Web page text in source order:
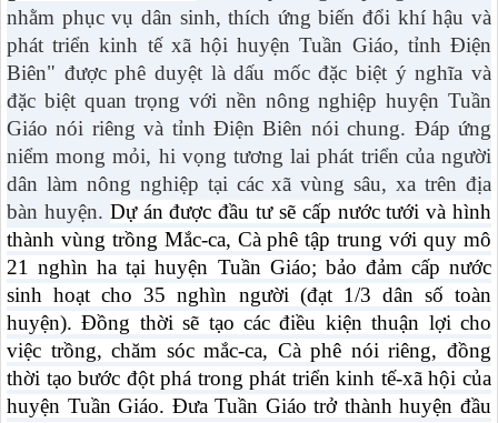
nhằm phục vụ dân sinh, thích ứng biến đổi khí hậu và
phát triển kinh tế xã hội huyện Tuần Giáo, tỉnh Điện
Biên" được phê duyệt là dấu mốc đặc biệt ý nghĩa và
đặc biệt quan trọng với nền nông nghiệp huyện Tuần
Giáo nói riêng và tỉnh Điện Biên nói chung. Đáp ứng
niểm mong mỏi, hi vọng tương lai phát triển của người
dân làm nông nghiệp tại các xã vùng sâu, xa trên địa
bàn huyện. Dự án được đầu tư sẽ cấp nước tưới và hình
thành vùng trồng Mắc-ca, Cà phê tập trung với quy mô
21 nghìn ha tại huyện Tuần Giáo; bảo đảm cấp nước
sinh hoạt cho 35 nghìn người (đạt 1/3 dân số toàn
huyện). Đồng thờisẽ tạo các điều kiện thuận lợi cho
việc trồng, chăm sóc mắc-ca, Cà phê nói riêng, đồng
thời tạo bước đột phá trong phát triển kinh tế-xã hội của
huyện Tuần Giáo. Đưa Tuần Giáo trở thành huyện đầu